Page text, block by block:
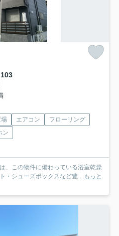
103
エアコン
フローリング
ン
、この物件に備わっている浴室乾燥
・シューズボックスなど豊... もっと